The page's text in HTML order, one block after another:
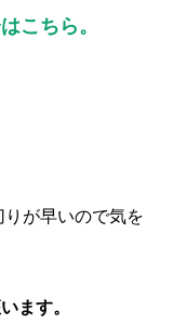
こちら。
が早いので気を
ます。